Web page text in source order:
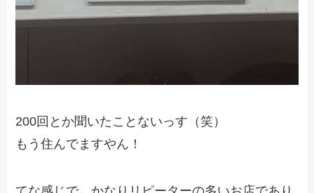
200回とか聞いたことないっす（笑）
もう住んでますやん！